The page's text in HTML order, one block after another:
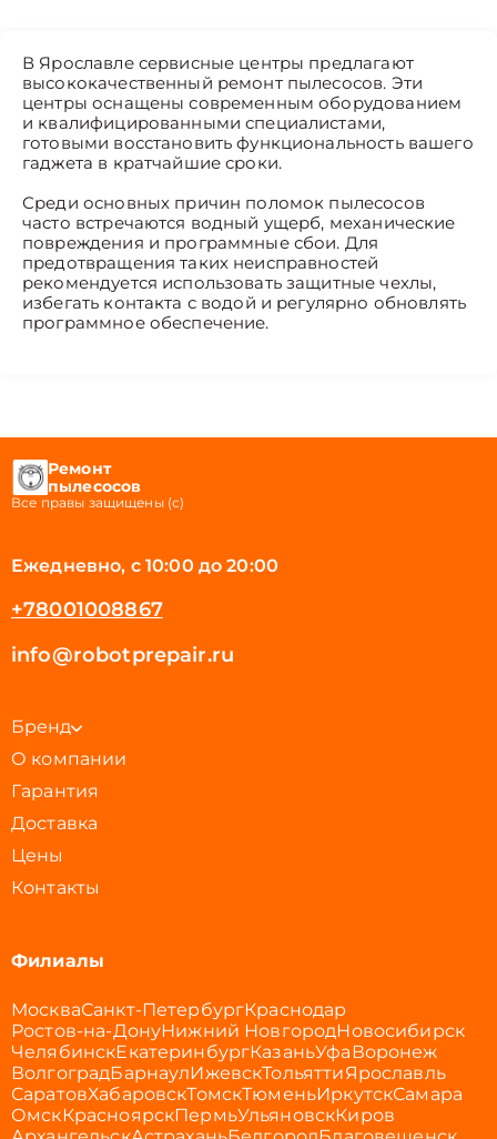
В Ярославле сервисные центры предлагают
высококачественный ремонт пылесосов. Эти
центры оснащены современным оборудованием
и квалифицированными специалистами,
готовыми восстановить функциональность вашего
гаджета в кратчайшие сроки.
Среди основных причин поломок пылесосов
часто встречаются водный ущерб, механические
повреждения и программные сбои. Для
предотвращения таких неисправностей
рекомендуется использовать защитные чехлы,
избегать контакта с водой и регулярно обновлять
программное обеспечение.
Ремонт
пылесосов
Все правы защищены (с)
Ежедневно, с 10:00 до 20:00
+78001008867
info@robotprepair.ru
Бренд
О компании
Гарантия
Доставка
Цены
Контакты
Филиалы
МоскваСанкт-ПетербургКраснодар
Ростов-на-ДонуНижний НовгородНовосибирск
ЧелябинскЕкатеринбургКазаньУфаВоронеж
ВолгоградБарнаулИжевскТольяттиЯрославль
СаратовХабаровскТомскТюменьИркутскСамара
ОмскКрасноярскПермьУльяновскКиров